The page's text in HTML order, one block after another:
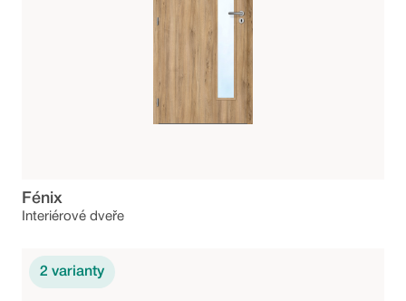
Fénix
Interiérové dveře
2 varianty